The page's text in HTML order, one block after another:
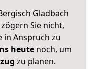
Gladbach
Sie nicht,
in Anspruch zu
heutenoch, um
zu planen.